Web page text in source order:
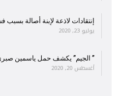
إنتقادات لاذعة لإبنة أصالة
يوليو 23, 2020
” الجيم” يكشف حمل ياسمين
أغسطس 20, 2020